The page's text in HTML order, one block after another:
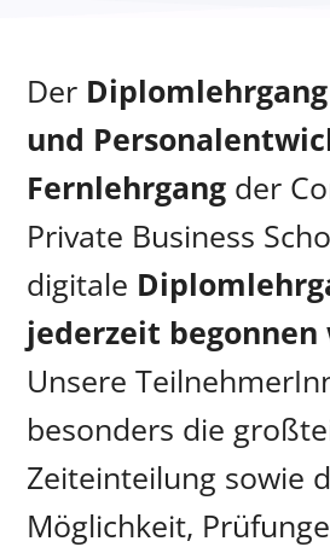
Der
und
Fernlehrgang der
Private Business
digitale
jederzeit begonnen
Unsere
besonders die
Zeiteinteilung sowie
Möglichkeit,